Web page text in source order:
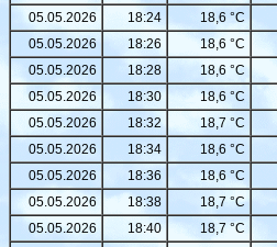
05.05.2026
18:24 18,6 °C
05.05.2026
18:26 18,6 °C
05.05.2026
18:28 18,6 °C
05.05.2026
18:30 18,6 °C
05.05.2026
18:32 18,7 °C
05.05.2026
18:34 18,6 °C
05.05.2026
18:36 18,6 °C
05.05.2026
18:38 18,7 °C
05.05.2026
18:40 18,7 °C